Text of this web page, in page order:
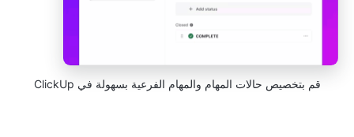
قم بتخصيص حالات المهام والمهام الفرعية بسهولة في ClickUp